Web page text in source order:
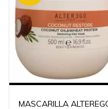
MASCARILLA